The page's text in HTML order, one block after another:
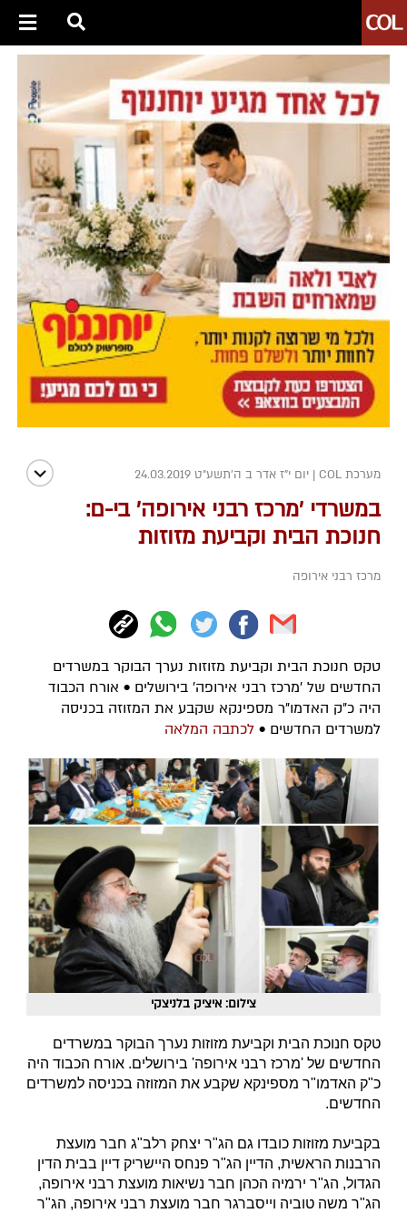
מערכת COL | יום י"ז אדר ב ה׳תשע״ט 24.03.2019
במשרדי 'מרכז רבני אירופה' בי-ם:
חנוכת הבית וקביעת מזוזות
מרכז רבני אירופה
טקס חנוכת הבית וקביעת מזוזות נערך הבוקר במשרדים
החדשים של 'מרכז רבני אירופה' בירושלים • אורח הכבוד
היה כ"ק האדמו"ר מספינקא שקבע את המזוזה בכניסה
למשרדים החדשים • לכתבה המלאה
צילום: איציק בלניצקי
טקס חנוכת הבית וקביעת מזוזות נערך הבוקר במשרדים
החדשים של 'מרכז רבני אירופה' בירושלים. אורח הכבוד היה
כ"ק האדמו"ר מספינקא שקבע את המזוזה בכניסה למשרדים
החדשים.
בקביעת מזוזות כובדו גם הג"ר יצחק רלב"ג חבר מועצת
הרבנות הראשית, הדיין הג"ר פנחס היישריק דיין בבית הדין
הגדול, הג"ר ירמיה הכהן חבר נשיאות מועצת רבני אירופה,
הג"ר משה טוביה וייסברגר חבר מועצת רבני אירופה, הג"ר